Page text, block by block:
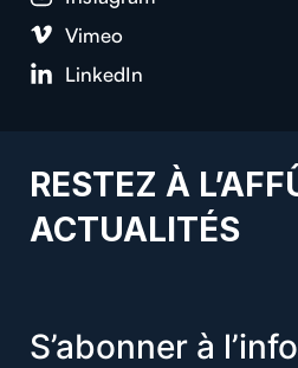
Vimeo
LinkedIn
RESTEZ À
ACTUALITÉS
S’abonner à